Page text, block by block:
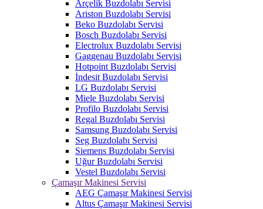
Arçelik Buzdolabı Servisi
Ariston Buzdolabı Servisi
Beko Buzdolabı Servisi
Bosch Buzdolabı Servisi
Electrolux Buzdolabı Servisi
Gaggenau Buzdolabı Servisi
Hotpoint Buzdolabı Servisi
İndesit Buzdolabı Servisi
LG Buzdolabı Servisi
Miele Buzdolabı Servisi
Profilo Buzdolabı Servisi
Regal Buzdolabı Servisi
Samsung Buzdolabı Servisi
Seg Buzdolabı Servisi
Siemens Buzdolabı Servisi
Uğur Buzdolabı Servisi
Vestel Buzdolabı Servisi
Çamaşır Makinesi Servisi
AEG Çamaşır Makinesi Servisi
Altus Çamaşır Makinesi Servisi